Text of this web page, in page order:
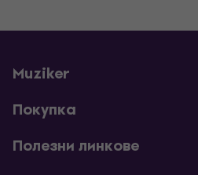
Muziker
Покупка
Полезни линкове